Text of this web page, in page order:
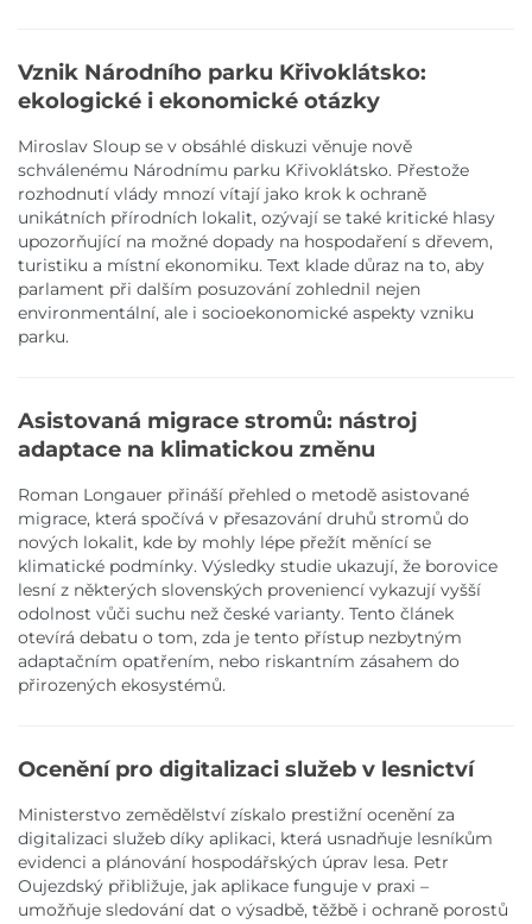
Vznik Národního parku Křivoklátsko:
ekologické i ekonomické otázky
Miroslav Sloup se v obsáhlé diskuzi věnuje nově
schválenému Národnímu parku Křivoklátsko. Přestože
rozhodnutí vlády mnozí vítají jako krok k ochraně
unikátních přírodních lokalit, ozývají se také kritické hlasy
upozorňující na možné dopady na hospodaření s dřevem,
turistiku a místní ekonomiku. Text klade důraz na to, aby
parlament při dalším posuzování zohlednil nejen
environmentální, ale i socioekonomické aspekty vzniku
parku.
Asistovaná migrace stromů: nástroj
adaptace na klimatickou změnu
Roman Longauer přináší přehled o metodě asistované
migrace, která spočívá v přesazování druhů stromů do
nových lokalit, kde by mohly lépe přežít měnící se
klimatické podmínky. Výsledky studie ukazují, že borovice
lesní z některých slovenských proveniencí vykazují vyšší
odolnost vůči suchu než české varianty. Tento článek
otevírá debatu o tom, zda je tento přístup nezbytným
adaptačním opatřením, nebo riskantním zásahem do
přirozených ekosystémů.
Ocenění pro digitalizaci služeb v lesnictví
Ministerstvo zemědělství získalo prestižní ocenění za
digitalizaci služeb díky aplikaci, která usnadňuje lesníkům
evidenci a plánování hospodářských úprav lesa. Petr
Oujezdský přibližuje, jak aplikace funguje v praxi –
umožňuje sledování dat o výsadbě, těžbě i ochraně porostů